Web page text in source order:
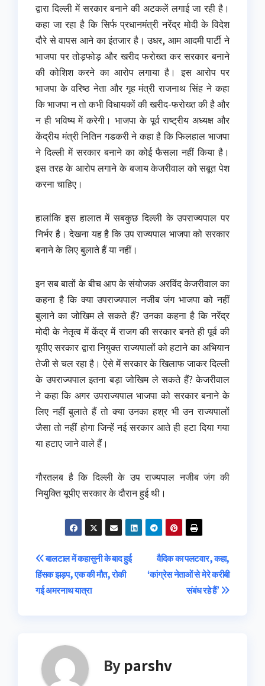
द्वारा दिल्ली में सरकार बनाने की अटकलें लगाई जा रही है।
कहा जा रहा है कि सिर्फ प्रधानमंत्री नरेंद्र मोदी के विदेश
दौरे से वापस आने का इंतजार है। उधर, आम आदमी पार्टी ने
भाजपा पर तोड़फोड़ और खरीद फरोख्त कर सरकार बनाने
की कोशिश करने का आरोप लगाया है। इस आरोप पर
भाजपा के वरिष्ठ नेता और गृह मंत्री राजनाथ सिंह ने कहा
कि भाजपा न तो कभी विधायकों की खरीद-फरोख्त की है और
न ही भविष्य में करेगी। भाजपा के पूर्व राष्ट्रीय अध्यक्ष और
केंद्रीय मंत्री नितिन गडकरी ने कहा है कि फिलहाल भाजपा
ने दिल्ली में सरकार बनाने का कोई फैसला नहीं किया है।
इस तरह के आरोप लगाने के बजाय केजरीवाल को सबूत पेश
करना चाहिए।
हालांकि इस हालात में सबकुछ दिल्ली के उपराज्यपाल पर
निर्भर है। देखना यह है कि उप राज्यपाल भाजपा को सरकार
बनाने के लिए बुलाते हैं या नहीं।
इन सब बातों के बीच आप के संयोजक अरविंद केजरीवाल का
कहना है कि क्या उपराज्यपाल नजीब जंग भाजपा को नहीं
बुलाने का जोखिम ले सकते हैं? उनका कहना है कि नरेंद्र
मोदी के नेतृत्व में केंद्र में राजग की सरकार बनते ही पूर्व की
यूपीए सरकार द्वारा नियुक्त राज्यपालों को हटाने का अभियान
तेजी से चल रहा है। ऐसे में सरकार के खिलाफ जाकर दिल्ली
के उपराज्यपाल इतना बड़ा जोखिम ले सकते हैं? केजरीवाल
ने कहा कि अगर उपराज्यपाल भाजपा को सरकार बनाने के
लिए नहीं बुलाते हैं तो क्या उनका हश्र भी उन राज्यपालों
जैसा तो नहीं होगा जिन्हें नई सरकार आते ही हटा दिया गया
या हटाए जाने वाले हैं।
गौरतलब है कि दिल्ली के उप राज्यपाल नजीब जंग की
नियुक्ति यूपीए सरकार के दौरान हुई थी।
Post
navigation
वैदिक का पलटवार, कहा,
‘कांग्रेस नेताओं से मेरे करीबी
संबंध रहे हैं’
बालटाल में कहासुनी के बाद हुई
हिंसक झड़प, एक की मौत, रोकी
गई अमरनाथ यात्रा
By parshv